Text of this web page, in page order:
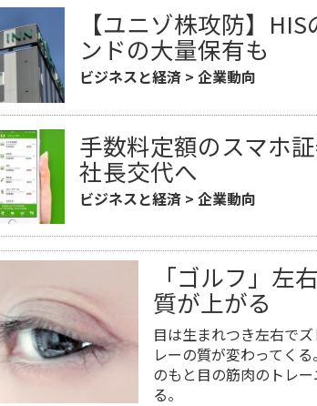
【ユニゾ株攻防】
ンドの大量保有も
ビジネスと経済 >企業動向
手数料定額のスマホ
社長交代へ
ビジネスと経済 >企業動向
「ゴルフ」左
質が上がる
目は生まれつき左右で
レーの質が変わってく
のもと目の筋肉のトレ
る。